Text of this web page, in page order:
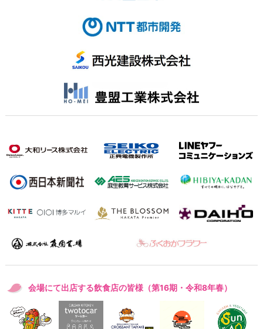
会場にて出店する飲食店の皆様（第16期・令和8年春）